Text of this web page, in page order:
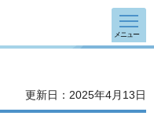
メニュー
更新日：2025年4月13日